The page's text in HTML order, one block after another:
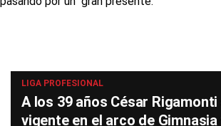
LIGA PROFESIONAL
A los 39 años César
vigente en el arco de